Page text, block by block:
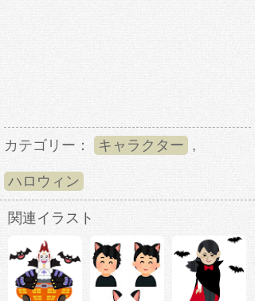
カテゴリー： キャラクター ,
ハロウィン
関連イラスト